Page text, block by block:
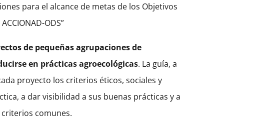
para el alcance de metas de los Objetivos
ODS”
de pequeñas agrupaciones de
en prácticas agroecológicas. La guía, a
proyecto los criterios éticos, sociales y
a dar visibilidad a sus buenas prácticas y a
comunes.